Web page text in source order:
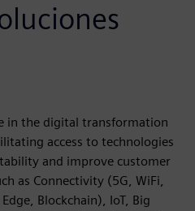
in the digital transformation
access to technologies
and improve customer
as Connectivity (5G, WiFi,
Blockchain), IoT, Big